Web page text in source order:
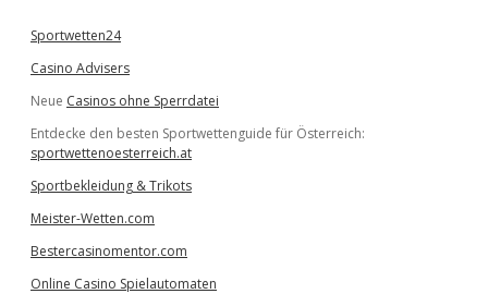
Sportwetten24
Casino Advisers
Neue Casinos ohne Sperrdatei
Entdecke den besten Sportwettenguide für Österreich:
sportwettenoesterreich.at
Sportbekleidung & Trikots
Meister-Wetten.com
Bestercasinomentor.com
Online Casino Spielautomaten